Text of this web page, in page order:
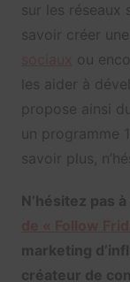
sur les réseaux
savoir créer
ou
les aider à
propose ainsi
un programme
savoir plus,
N’hésitez pas
marketing
créateur de